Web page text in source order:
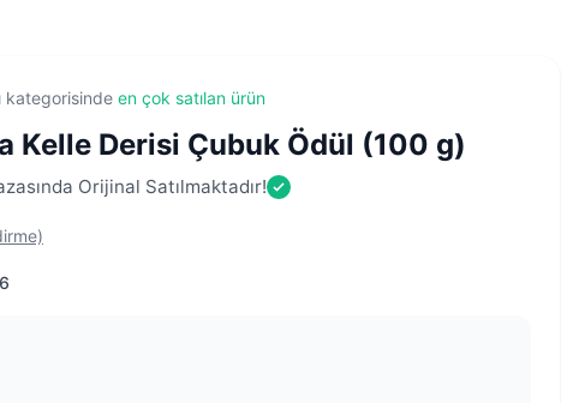
kategorisinde en çok satılan ürün
Kelle Derisi Çubuk Ödül (100 g)
Orijinal Satılmaktadır!